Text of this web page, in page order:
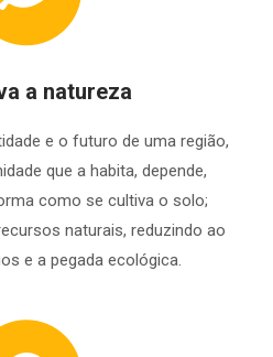
a natureza
e o futuro de uma região,
que a habita, depende,
como se cultiva o solo;
naturais, reduzindo ao
e a pegada ecológica.